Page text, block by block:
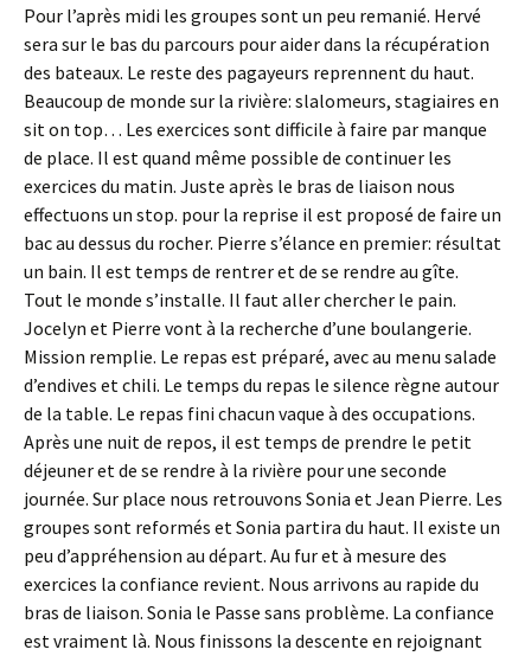
Pour l’après midi les groupes sont un peu remanié. Hervé
sera sur le bas du parcours pour aider dans la récupération
des bateaux. Le reste des pagayeurs reprennent du haut.
Beaucoup de monde sur la rivière: slalomeurs, stagiaires en
sit on top… Les exercices sont difficile à faire par manque
de place. Il est quand même possible de continuer les
exercices du matin. Juste après le bras de liaison nous
effectuons un stop. pour la reprise il est proposé de faire un
bac au dessus du rocher. Pierre s’élance en premier: résultat
un bain. Il est temps de rentrer et de se rendre au gîte.
Tout le monde s’installe. Il faut aller chercher le pain.
Jocelyn et Pierre vont à la recherche d’une boulangerie.
Mission remplie. Le repas est préparé, avec au menu salade
d’endives et chili. Le temps du repas le silence règne autour
de la table. Le repas fini chacun vaque à des occupations.
Après une nuit de repos, il est temps de prendre le petit
déjeuner et de se rendre à la rivière pour une seconde
journée. Sur place nous retrouvons Sonia et Jean Pierre. Les
groupes sont reformés et Sonia partira du haut. Il existe un
peu d’appréhension au départ. Au fur et à mesure des
exercices la confiance revient. Nous arrivons au rapide du
bras de liaison. Sonia le Passe sans problème. La confiance
est vraiment là. Nous finissons la descente en rejoignant